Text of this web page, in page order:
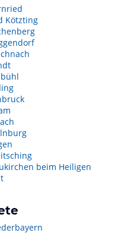
Kötzting
beim Heiligen